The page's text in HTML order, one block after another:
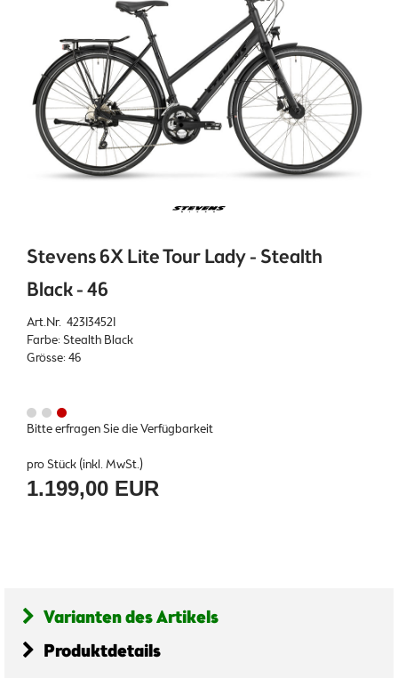
Stevens 6X Lite Tour Lady - Stealth
Black - 46
Art.Nr. 423134521
Farbe: Stealth Black
Grösse: 46
Bitte erfragen Sie die Verfügbarkeit
pro Stück (inkl. MwSt.)
1.199,00 EUR
Varianten des Artikels
Produktdetails